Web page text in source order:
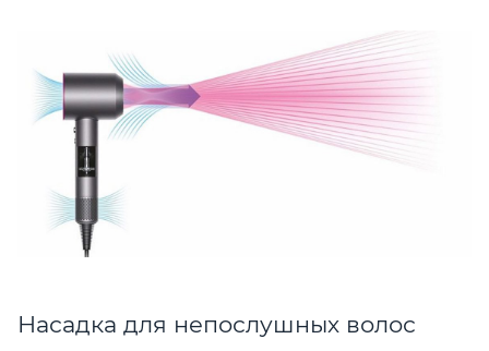
Насадка для непослушных волос